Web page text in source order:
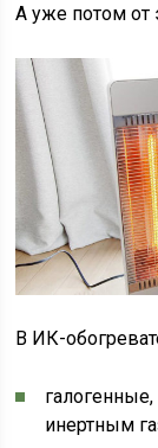
А уже потом от
В ИК-
инертным